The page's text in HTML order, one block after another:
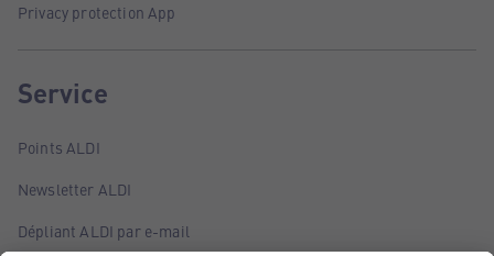
Privacy protection App
Service
Points ALDI
Newsletter ALDI
Dépliant ALDI par e-mail